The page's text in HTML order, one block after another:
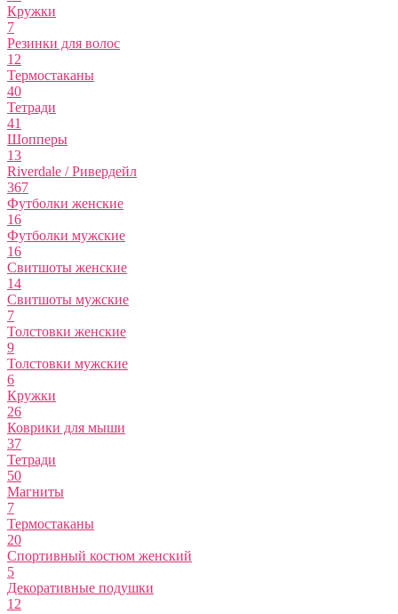
Кружки
7
Резинки для волос
12
Термостаканы
40
Тетради
41
Шопперы
13
Riverdale / Ривердейл
367
Футболки женские
16
Футболки мужские
16
Свитшоты женские
14
Свитшоты мужские
7
Толстовки женские
9
Толстовки мужские
6
Кружки
26
Коврики для мыши
37
Тетради
50
Магниты
7
Термостаканы
20
Спортивный костюм женский
5
Декоративные подушки
12